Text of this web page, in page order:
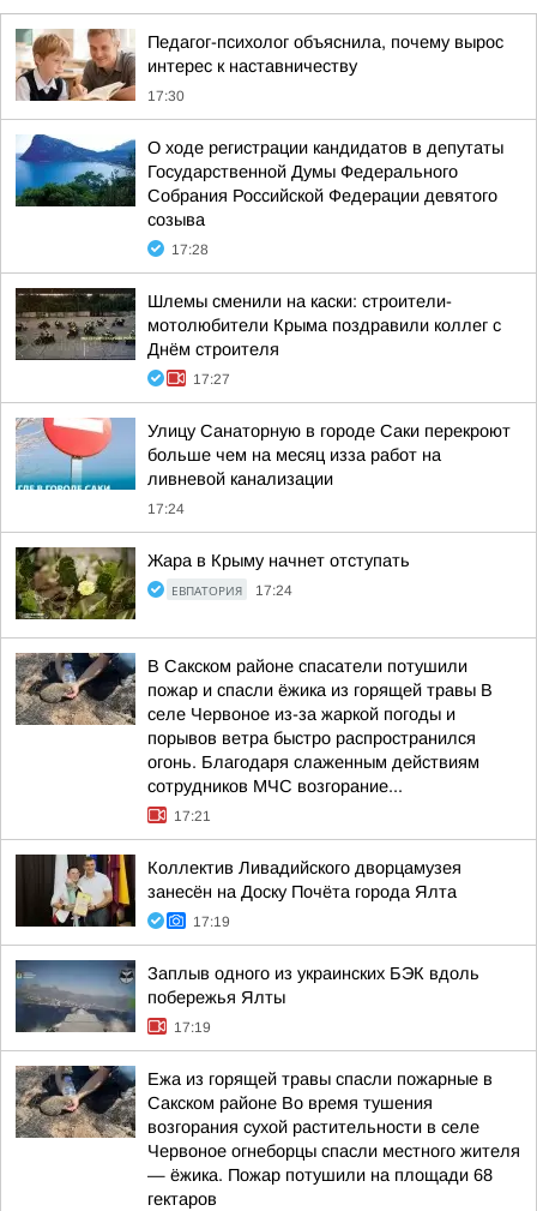
Педагог-психолог объяснила, почему вырос
интерес к наставничеству
17:30
О ходе регистрации кандидатов в депутаты
Государственной Думы Федерального
Собрания Российской Федерации девятого
созыва
17:28
Шлемы сменили на каски: строители-
мотолюбители Крыма поздравили коллег с
Днём строителя
17:27
Улицу Санаторную в городе Саки перекроют
больше чем на месяц изза работ на
ливневой канализации
17:24
Жара в Крыму начнет отступать
ЕВПАТОРИЯ 17:24
В Сакском районе спасатели потушили
пожар и спасли ёжика из горящей травы В
селе Червоное из-за жаркой погоды и
порывов ветра быстро распространился
огонь. Благодаря слаженным действиям
сотрудников МЧС возгорание...
17:21
Коллектив Ливадийского дворцамузея
занесён на Доску Почёта города Ялта
17:19
Заплыв одного из украинских БЭК вдоль
побережья Ялты
17:19
Ежа из горящей травы спасли пожарные в
Сакском районе Во время тушения
возгорания сухой растительности в селе
Червоное огнеборцы спасли местного жителя
— ёжика. Пожар потушили на площади 68
гектаров